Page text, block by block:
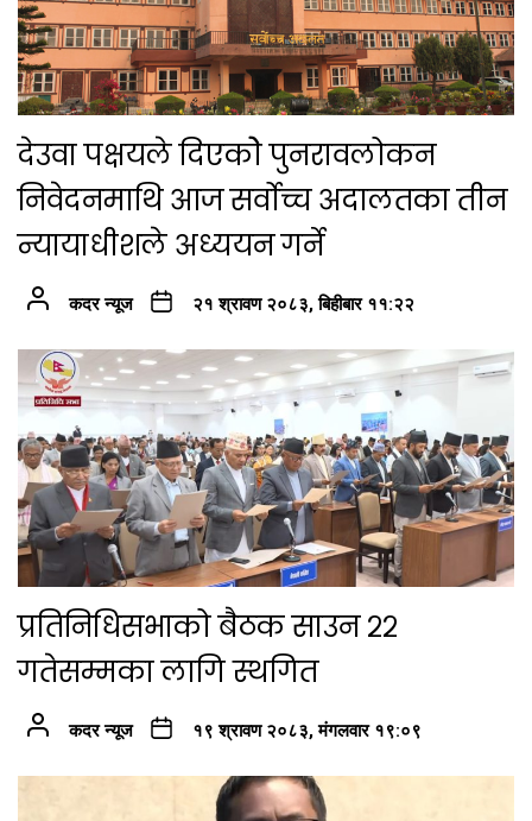
देउवा पक्षयले दिएकोे पुनरावलोकन
निवेदनमाथि आज सर्वोच्च अदालतका तीन
न्यायाधीशले अध्ययन गर्ने
कदर न्यूज २१ श्रावण २०८३, बिहीबार ११:२२
प्रतिनिधिसभाको बैठक साउन २२
गतेसम्मका लागि स्थगित
कदर न्यूज १९ श्रावण २०८३, मंगलवार १९:०९